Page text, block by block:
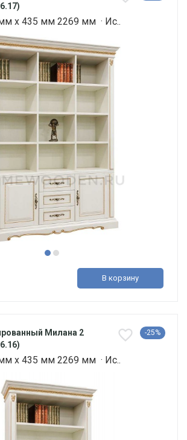
х 435 мм 2269 мм · Ис..
В корзину
Милана 2
-25%
х 435 мм 2269 мм · Ис..